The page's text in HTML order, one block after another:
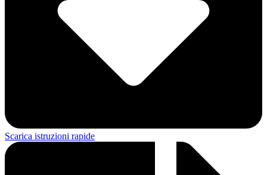
Scarica istruzioni rapide